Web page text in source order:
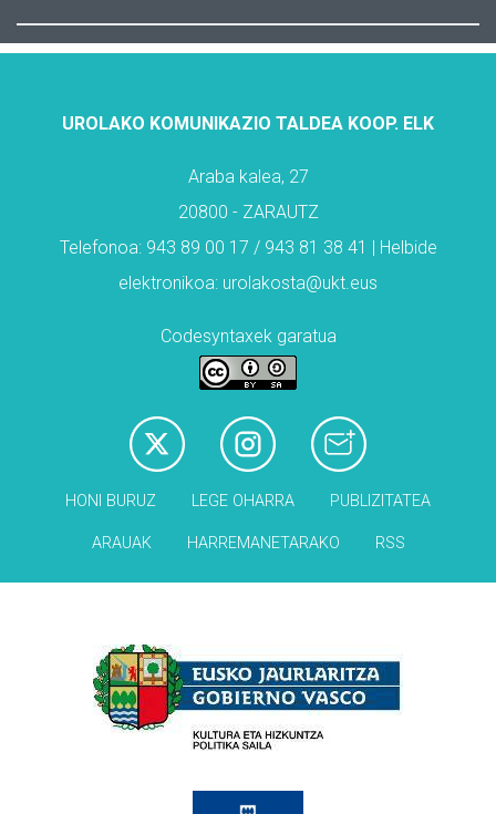
UROLAKO KOMUNIKAZIO TALDEA KOOP. ELK
Araba kalea, 27
20800 - ZARAUTZ
Telefonoa: 943 89 00 17 / 943 81 38 41 | Helbide
elektronikoa: urolakosta@ukt.eus
Codesyntaxek garatua
HONI BURUZ LEGE OHARRA PUBLIZITATEA
ARAUAK HARREMANETARAKO RSS